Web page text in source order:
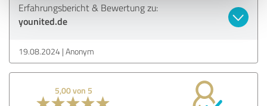
Erfahrungsbericht & Bewertung zu:
younited.de
19.08.2024 Anonym
5,00 von 5